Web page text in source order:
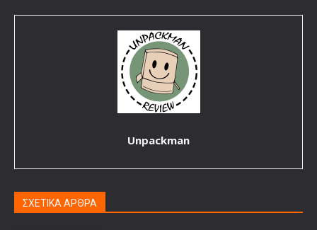
Unpackman
ΣΧΕΤΙΚΑ ΑΡΘΡΑ